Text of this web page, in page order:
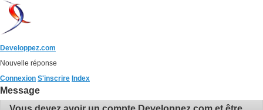
Developpez.com
Nouvelle réponse
Connexion S'inscrire Index
Message